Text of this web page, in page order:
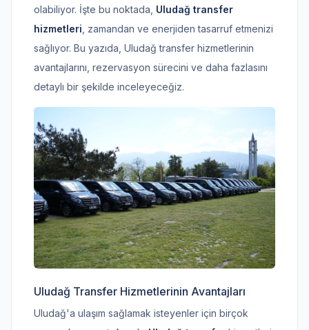
olabiliyor. İşte bu noktada, Uludağ transfer
hizmetleri , zamandan ve enerjiden tasarruf etmenizi
sağlıyor. Bu yazıda, Uludağ transfer hizmetlerinin
avantajlarını, rezervasyon sürecini ve daha fazlasını
detaylı bir şekilde inceleyeceğiz.
Uludağ Transfer Hizmetlerinin Avantajları
Uludağ'a ulaşım sağlamak isteyenler için birçok